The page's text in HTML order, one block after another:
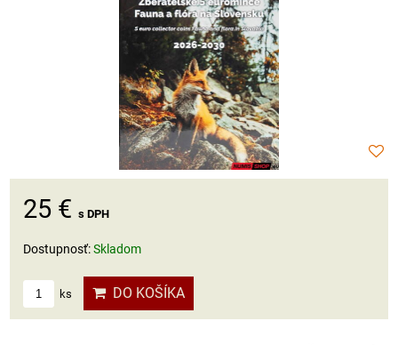
25 € s DPH
Dostupnosť:Skladom
ks DO KOŠÍKA